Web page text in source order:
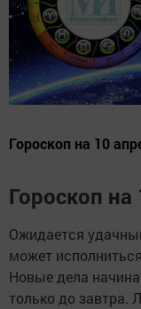
Гороскоп на 10
Гороскоп
Ожидается
может
Новые дела
только до завтра.